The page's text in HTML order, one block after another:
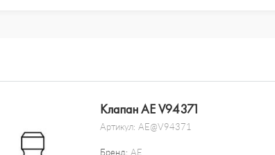
Клапан AE V94371
Артикул: AE@V94371
Бренд: AE